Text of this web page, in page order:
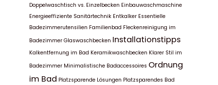
Doppelwaschtisch vs. Einzelbecken Einbauwaschmaschine
Energieeffiziente Sanitärtechnik Entkalker Essentielle
Badezimmerutensilien Familienbad Fleckenreinigung im
Badezimmer Glaswaschbecken Installationstipps
Kalkentfernung im Bad Keramikwaschbecken Klarer Stil im
Badezimmer Minimalistische Badaccessoires Ordnung
im Bad Platzsparende Lösungen Platzsparendes Bad